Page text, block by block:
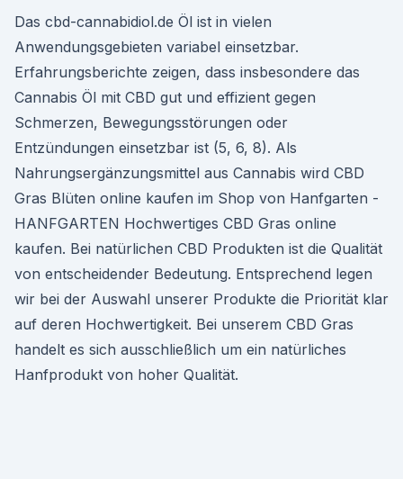
Das cbd-cannabidiol.de Öl ist in vielen
Anwendungsgebieten variabel einsetzbar.
Erfahrungsberichte zeigen, dass insbesondere das
Cannabis Öl mit CBD gut und effizient gegen
Schmerzen, Bewegungsstörungen oder
Entzündungen einsetzbar ist (5, 6, 8). Als
Nahrungsergänzungsmittel aus Cannabis wird CBD
Gras Blüten online kaufen im Shop von Hanfgarten -
HANFGARTEN Hochwertiges CBD Gras online
kaufen. Bei natürlichen CBD Produkten ist die Qualität
von entscheidender Bedeutung. Entsprechend legen
wir bei der Auswahl unserer Produkte die Priorität klar
auf deren Hochwertigkeit. Bei unserem CBD Gras
handelt es sich ausschließlich um ein natürliches
Hanfprodukt von hoher Qualität.